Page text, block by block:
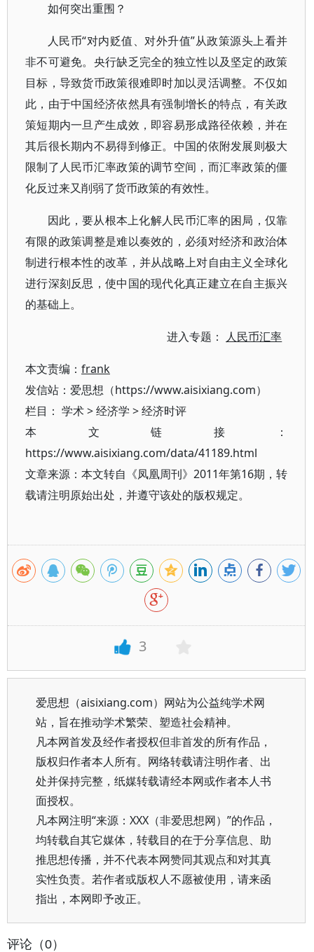
如何突出重围？
人民币“对内贬值、对外升值”从政策源头上看并
非不可避免。央行缺乏完全的独立性以及坚定的政策
目标，导致货币政策很难即时加以灵活调整。不仅如
此，由于中国经济依然具有强制增长的特点，有关政
策短期内一旦产生成效，即容易形成路径依赖，并在
其后很长期内不易得到修正。中国的依附发展则极大
限制了人民币汇率政策的调节空间，而汇率政策的僵
化反过来又削弱了货币政策的有效性。
因此，要从根本上化解人民币汇率的困局，仅靠
有限的政策调整是难以奏效的，必须对经济和政治体
制进行根本性的改革，并从战略上对自由主义全球化
进行深刻反思，使中国的现代化真正建立在自主振兴
的基础上。
进入专题： 人民币汇率
本文责编： frank
发信站：爱思想（https://www.aisixiang.com）
栏目： 学术>经济学 >经济时评
本文链接：
https://www.aisixiang.com/data/41189.html
文章来源：本文转自《凤凰周刊》2011年第16期，转
载请注明原始出处，并遵守该处的版权规定。
3
爱思想（aisixiang.com）网站为公益纯学术网
站，旨在推动学术繁荣、塑造社会精神。
凡本网首发及经作者授权但非首发的所有作品，
版权归作者本人所有。网络转载请注明作者、出
处并保持完整，纸媒转载请经本网或作者本人书
面授权。
凡本网注明“来源：XXX（非爱思想网）”的作品，
均转载自其它媒体，转载目的在于分享信息、助
推思想传播，并不代表本网赞同其观点和对其真
实性负责。若作者或版权人不愿被使用，请来函
指出，本网即予改正。
评论（0）